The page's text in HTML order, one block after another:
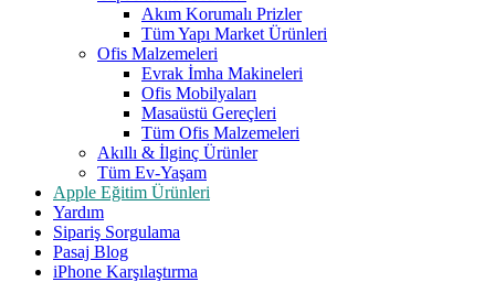
Akım Korumalı Prizler
Tüm Yapı Market Ürünleri
Ofis Malzemeleri
Evrak İmha Makineleri
Ofis Mobilyaları
Masaüstü Gereçleri
Tüm Ofis Malzemeleri
Akıllı & İlginç Ürünler
Tüm Ev-Yaşam
Apple Eğitim Ürünleri
Yardım
Sipariş Sorgulama
Pasaj Blog
iPhone Karşılaştırma